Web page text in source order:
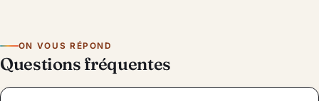
ON VOUS RÉPOND
Questions fréquentes